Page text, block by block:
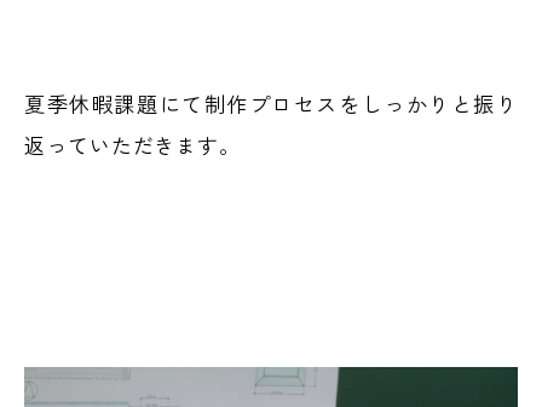
夏季休暇課題にて制作プロセスをしっかりと振り
返っていただきます。